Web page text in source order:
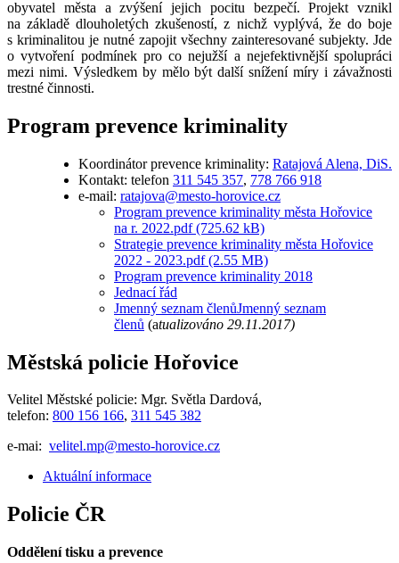
obyvatel města a zvýšení jejich pocitu bezpečí. Projekt vznikl
na základě dlouholetých zkušeností, z nichž vyplývá, že do boje
s kriminalitou je nutné zapojit všechny zainteresované subjekty. Jde
o vytvoření podmínek pro co nejužší a nejefektivnější spolupráci
mezi nimi. Výsledkem by mělo být další snížení míry i závažnosti
trestné činnosti.
Program prevence kriminality
Koordinátor prevence kriminality: Ratajová Alena, DiS.
Kontakt: telefon 311 545 357, 778 766 918
e-mail: ratajova@mesto-horovice.cz
Program prevence kriminality města Hořovice
na r. 2022.pdf (725.62 kB)
Strategie prevence kriminality města Hořovice
2022 - 2023.pdf (2.55 MB)
Program prevence kriminality 2018
Jednací řád
Jmenný seznam členůJmenný seznam
členů (atualizováno 29.11.2017)
Městská policie Hořovice
Velitel Městské policie: Mgr. Světla Dardová,
telefon: 800 156 166, 311 545 382
e-mai: velitel.mp@mesto-horovice.cz
Aktuální informace
Policie ČR
Oddělení tisku a prevence